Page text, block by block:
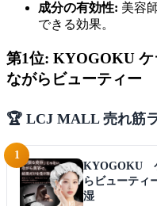
成分の有効性: 美容
できる効果。
第1位: KYOGOKU
ながらビューティー
🏆 LCJ MALL 売れ筋
1
KYOGOKU
らビューテ
湿